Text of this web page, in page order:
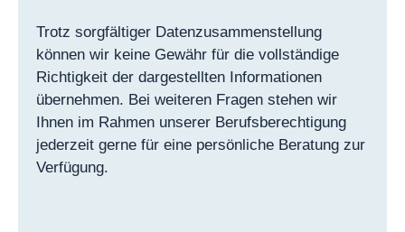
Trotz sorgfältiger Datenzusammenstellung
können wir keine Gewähr für die vollständige
Richtigkeit der dargestellten Informationen
übernehmen. Bei weiteren Fragen stehen wir
Ihnen im Rahmen unserer Berufsberechtigung
jederzeit gerne für eine persönliche Beratung zur
Verfügung.